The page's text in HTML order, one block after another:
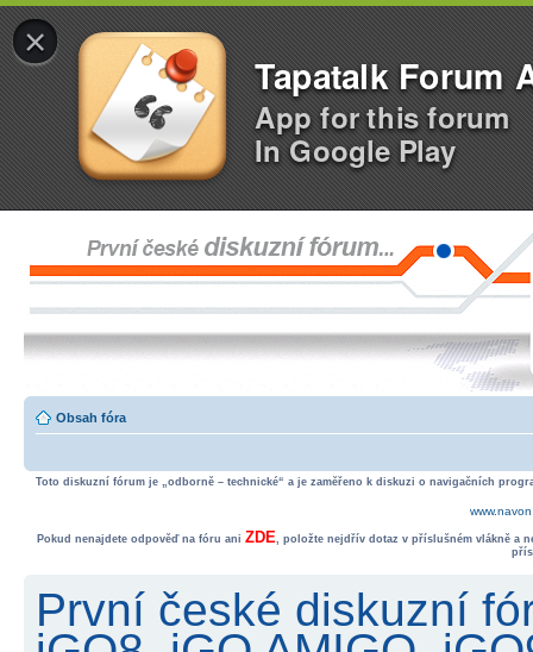
×
Tapatalk Forum
App for this forum
In Google Play
Obsah fóra
Toto diskuzní fórum je „odborně – technické“ a je zaměřeno k diskuzi o navigačních
Pokud nenajdete odpověď na fóru ani ZDE, položte nejdřív dotaz v příslušném vlákně a
První české diskuzní